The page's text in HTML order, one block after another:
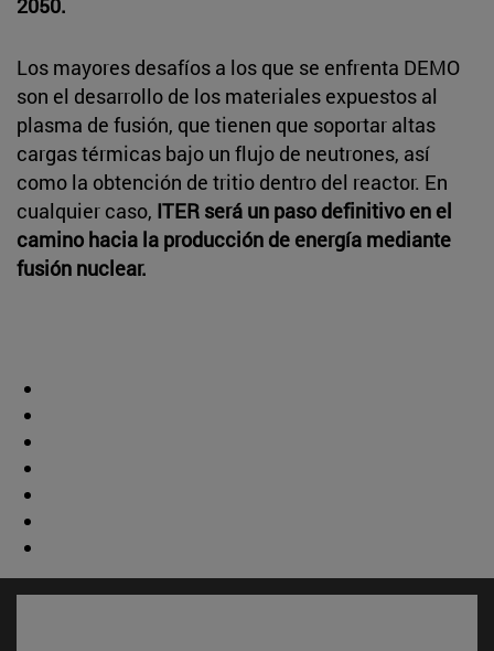
Los mayores desafíos a los que se enfrenta DEMO
son el desarrollo de los materiales expuestos al
plasma de fusión, que tienen que soportar altas
cargas térmicas bajo un flujo de neutrones, así
como la obtención de tritio dentro del reactor. En
cualquier caso, ITER será un paso definitivo en el
camino hacia la producción de energía mediante
fusión nuclear.